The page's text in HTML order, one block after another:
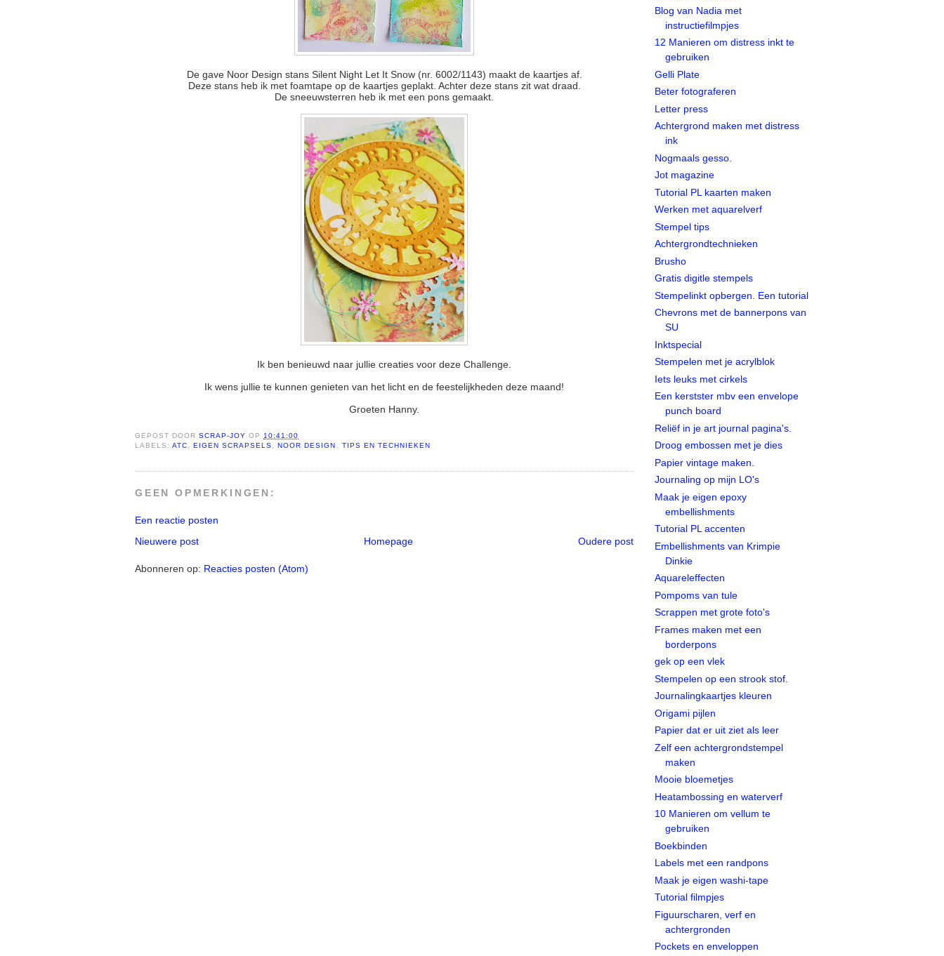
De gave Noor Design stans Silent Night Let It Snow (nr. 6002/1143) maakt de kaartjes af.
Deze stans heb ik met foamtape op de kaartjes geplakt. Achter deze stans zit wat draad.
De sneeuwsterren heb ik met een pons gemaakt.
Ik ben benieuwd naar jullie creaties voor deze Challenge.
Ik wens jullie te kunnen genieten van het licht en de feestelijkheden deze maand!
Groeten Hanny.
GEPOST DOORSCRAP-JOY OP 10:41:00
LABELS:ATC ,EIGEN SCRAPSELS ,NOOR DESIGN TIPS EN TECHNIEKEN
GEEN OPMERKINGEN:
Een reactie posten
Nieuwere post
Oudere post
Homepage
Abonneren op: Reacties posten (Atom)
Blog van Nadia met
instructiefilmpjes
12 Manieren om distress inkt te
gebruiken
Gelli Plate
Beter fotograferen
Letter press
Achtergrond maken met distress
ink
Nogmaals gesso.
Jot magazine
Tutorial PL kaarten maken
Werken met aquarelverf
Stempel tips
Achtergrondtechnieken
Brusho
Gratis digitle stempels
Stempelinkt opbergen. Een tutorial
Chevrons met de bannerpons van
SU
Inktspecial
Stempelen met je acrylblok
Iets leuks met cirkels
Een kerstster mbv een envelope
punch board
Reliëf in je art journal pagina's.
Droog embossen met je dies
Papier vintage maken.
Journaling op mijn LO's
Maak je eigen epoxy
embellishments
Tutorial PL accenten
Embellishments van Krimpie
Dinkie
Aquareleffecten
Pompoms van tule
Scrappen met grote foto's
Frames maken met een
borderpons
gek op een vlek
Stempelen op een strook stof.
Journalingkaartjes kleuren
Origami pijlen
Papier dat er uit ziet als leer
Zelf een achtergrondstempel
maken
Mooie bloemetjes
Heatambossing en waterverf
10 Manieren om vellum te
gebruiken
Boekbinden
Labels met een randpons
Maak je eigen washi-tape
Tutorial filmpjes
Figuurscharen, verf en
achtergronden
Pockets en enveloppen